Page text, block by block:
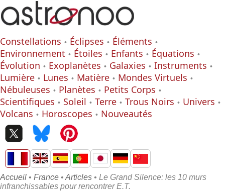
Constellations Éclipses
Éléments
Environnement
Étoiles Enfants
Équations
Évolution
Exoplanètes Galaxies
Instruments
Lumière
Lunes Matière
Mondes Virtuels
Nébuleuses
Planètes
Petits Corps
Scientifiques
Soleil Terre Trous Noirs
Univers
Volcans
Horoscopes Nouveautés
Accueil • France • Articles • Le Grand Silence: les 10 murs
infranchissables pour rencontrer E.T.